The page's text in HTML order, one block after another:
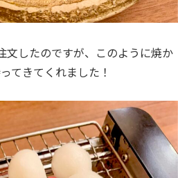
文したのですが、このように焼か
てきてくれました！